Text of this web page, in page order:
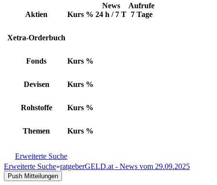
Aktien Kurs %
News
24 h / 7 T
Aufrufe
7 Tage
Xetra-Orderbuch
Fonds Kurs %
Devisen Kurs %
Rohstoffe Kurs %
Themen Kurs %
Erweiterte Suche
Erweiterte Suche»ratgeberGELD.at - News vom 29.09.2025
Push Mitteilungen